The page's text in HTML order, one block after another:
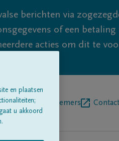
berichten via
of een betaling
acties om dit te
Contact
en plaatsen
u akkoord